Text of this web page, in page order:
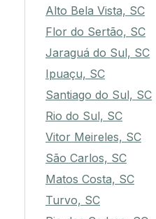
Alto Bela Vista, SC
Flor do Sertão, SC
Jaraguá do Sul, SC
Ipuaçu, SC
Santiago do Sul, SC
Rio do Sul, SC
Vitor Meireles, SC
São Carlos, SC
Matos Costa, SC
Turvo, SC